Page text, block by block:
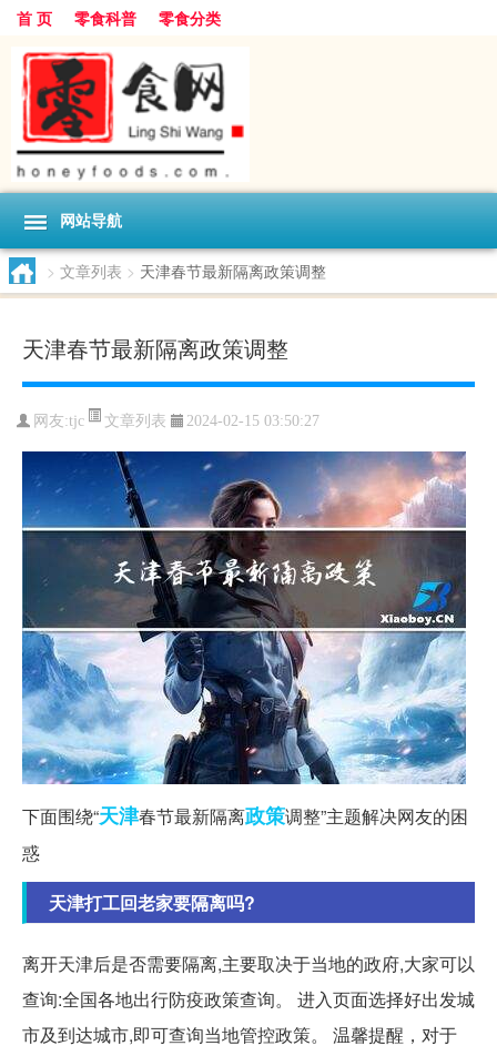
首 页 零食科普 零食分类
网站导航
> 文章列表 > 天津春节最新隔离政策调整
天津春节最新隔离政策调整
网友:tjc 文章列表 2024-02-15 03:50:27
下面围绕“天津春节最新隔离政策调整”主题解决网友的困
惑
天津打工回老家要隔离吗?
离开天津后是否需要隔离,主要取决于当地的政府,大家可以
查询:全国各地出行防疫政策查询。 进入页面选择好出发城
市及到达城市,即可查询当地管控政策。 温馨提醒，对于